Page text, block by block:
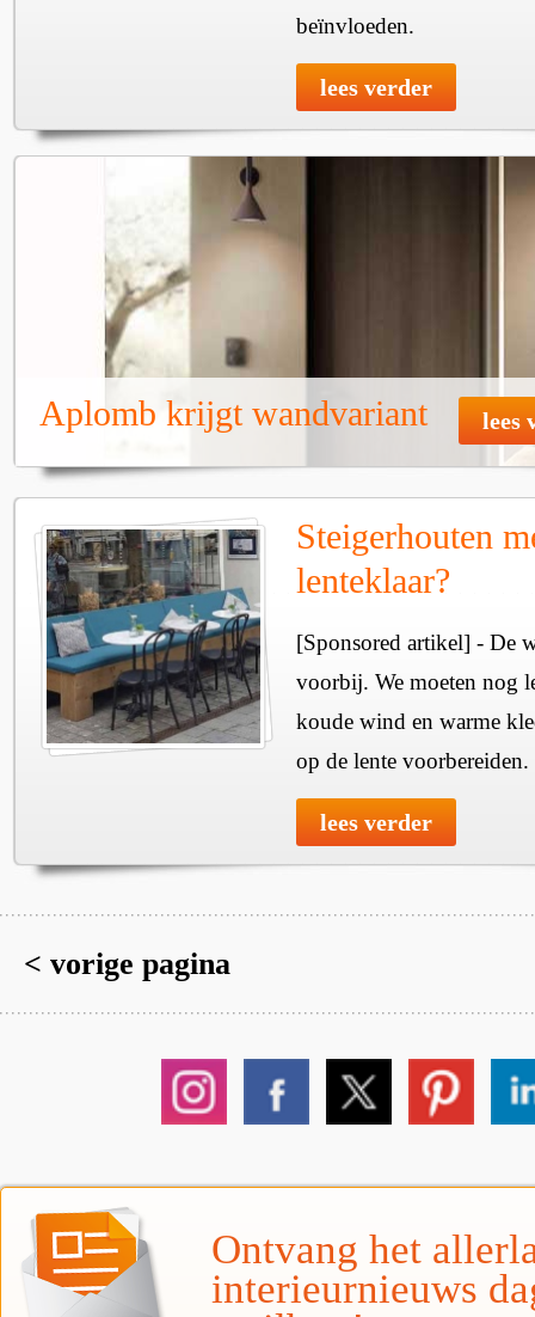
beïnvloeden.
lees verder
Aplomb krijgt wandvariant lees
Steigerhouten
lenteklaar?
[Sponsored artikel] - De
voorbij. We moeten nog
koude wind en warme
op de lente voorbereiden.
lees verder
< vorige pagina
Ontvang het
interieurnieuws